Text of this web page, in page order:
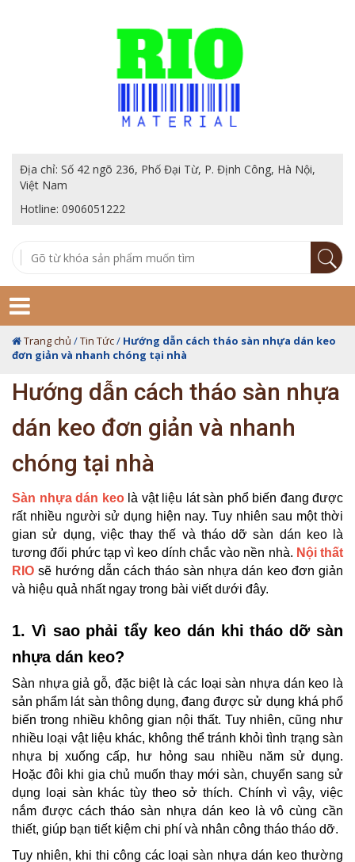
Địa chỉ: Số 42 ngõ 236, Phố Đại Từ, P. Định Công, Hà Nội,
Việt Nam
Hotline: 0906051222
Trang chủ /Tin Tức/ Hướng dẫn cách tháo sàn nhựa dán keo
đơn giản và nhanh chóng tại nhà
Hướng dẫn cách tháo sàn nhựa
dán keo đơn giản và nhanh
chóng tại nhà
Sàn nhựa dán keolà vật liệu lát sàn phổ biến đang được
rất nhiều người sử dụng hiện nay. Tuy nhiên sau một thời
gian sử dụng, việc thay thế và tháo dỡ sàn dán keo là
tương đối phức tạp vì keo dính chắc vào nền nhà. Nội thất
RIO sẽ hướng dẫn cách tháo sàn nhựa dán keo đơn giản
và hiệu quả nhất ngay trong bài viết dưới đây.
1. Vì sao phải tẩy keo dán khi tháo dỡ sàn
nhựa dán keo?
Sàn nhựa giả gỗ, đặc biệt là các loại sàn nhựa dán keo là
sản phẩm lát sàn thông dụng, đang được sử dụng khá phổ
biến trong nhiều không gian nội thất. Tuy nhiên, cũng như
nhiều loại vật liệu khác, không thể tránh khỏi tình trạng sàn
nhựa bị xuống cấp, hư hỏng sau nhiều năm sử dụng.
Hoặc đôi khi gia chủ muốn thay mới sàn, chuyển sang sử
dụng loại sàn khác tùy theo sở thích. Chính vì vậy, việc
nắm được cách tháo sàn nhựa dán keo là vô cùng cần
thiết, giúp bạn tiết kiệm chi phí và nhân công tháo tháo dỡ.
Tuy nhiên, khi thi công các loại sàn nhựa dán keo thường